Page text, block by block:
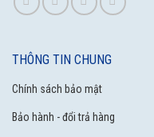
THÔNG TIN CHUNG
Chính sách bảo mật
Bảo hành - đổi trả hàng